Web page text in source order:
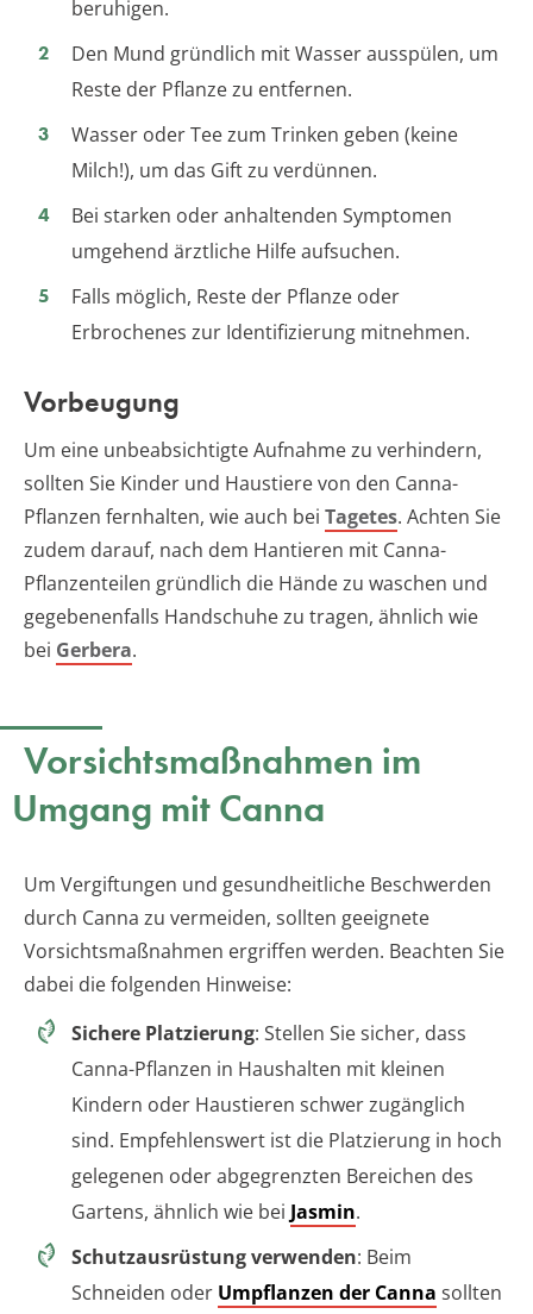
beruhigen.
Den Mund gründlich mit Wasser ausspülen, um
Reste der Pflanze zu entfernen.
Wasser oder Tee zum Trinken geben (keine
Milch!), um das Gift zu verdünnen.
Bei starken oder anhaltenden Symptomen
umgehend ärztliche Hilfe aufsuchen.
Falls möglich, Reste der Pflanze oder
Erbrochenes zur Identifizierung mitnehmen.
Vorbeugung
Um eine unbeabsichtigte Aufnahme zu verhindern,
sollten Sie Kinder und Haustiere von den Canna-
Pflanzen fernhalten, wie auch bei Tagetes. Achten Sie
zudem darauf, nach dem Hantieren mit Canna-
Pflanzenteilen gründlich die Hände zu waschen und
gegebenenfalls Handschuhe zu tragen, ähnlich wie
bei Gerbera.
Vorsichtsmaßnahmen im
Umgang mit Canna
Um Vergiftungen und gesundheitliche Beschwerden
durch Canna zu vermeiden, sollten geeignete
Vorsichtsmaßnahmen ergriffen werden. Beachten Sie
dabei die folgenden Hinweise:
Sichere Platzierung: Stellen Sie sicher, dass
Canna-Pflanzen in Haushalten mit kleinen
Kindern oder Haustieren schwer zugänglich
sind. Empfehlenswert ist die Platzierung in hoch
gelegenen oder abgegrenzten Bereichen des
Gartens, ähnlich wie bei Jasmin.
Schutzausrüstung verwenden: Beim
Schneiden oder Umpflanzen der Canna sollten